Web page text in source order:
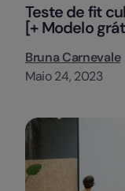
Teste de fit
[+ Modelo
Bruna Carnevale
Maio 24, 2023